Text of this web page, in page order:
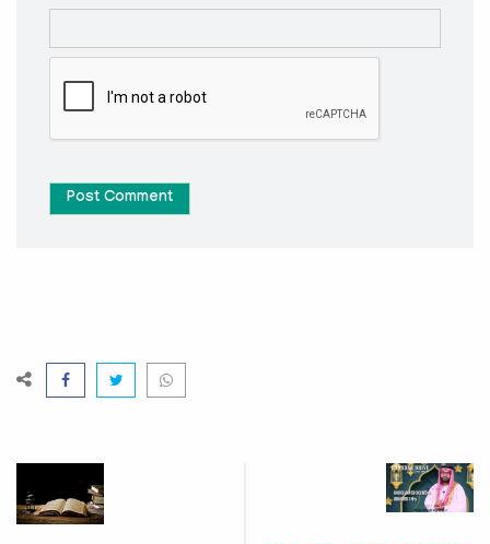
Post Comment